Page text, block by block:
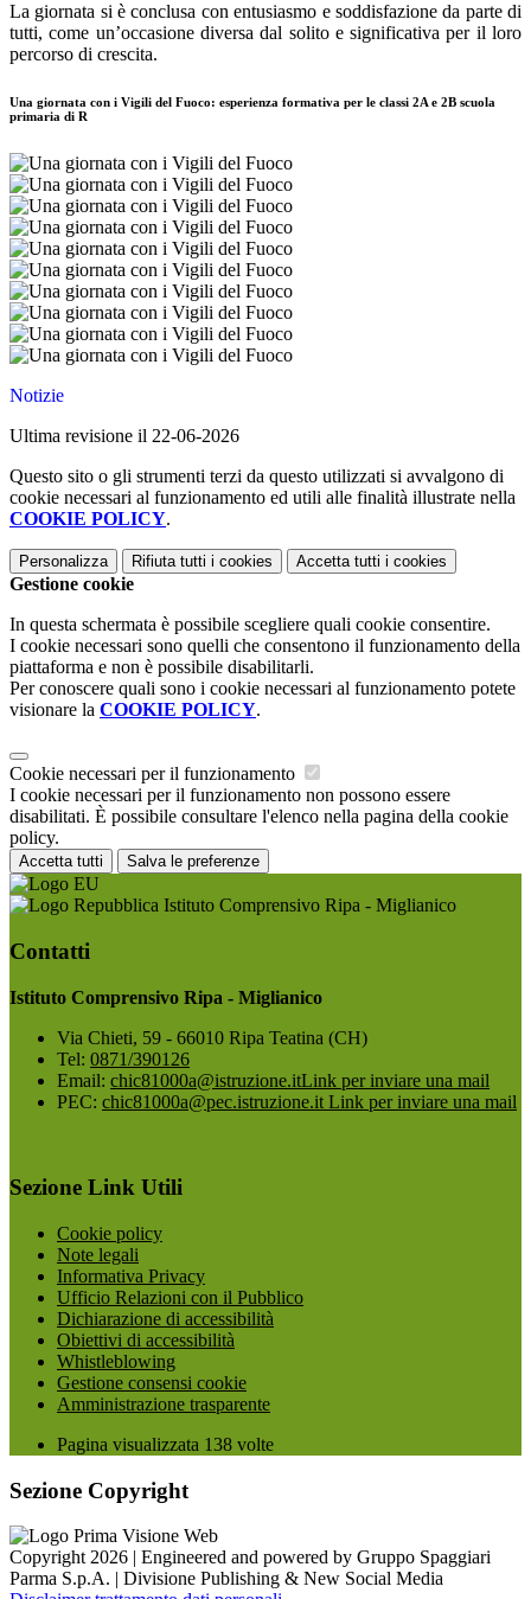
La giornata si è conclusa con entusiasmo e soddisfazione da parte di
tutti, come un’occasione diversa dal solito e significativa per il loro
percorso di crescita.
Una giornata con i Vigili del Fuoco: esperienza formativa per le classi 2A e 2B scuola
primaria di R
Notizie
Ultima revisione il 22-06-2026
Questo sito o gli strumenti terzi da questo utilizzati si avvalgono di
cookie necessari al funzionamento ed utili alle finalità illustrate nella
COOKIE POLICY.
Personalizza Rifiuta tutti i cookies Accetta tutti i cookies
Gestione cookie
In questa schermata è possibile scegliere quali cookie consentire.
I cookie necessari sono quelli che consentono il funzionamento della
piattaforma e non è possibile disabilitarli.
Per conoscere quali sono i cookie necessari al funzionamento potete
visionare la COOKIE POLICY.
Cookie necessari per il funzionamento
I cookie necessari per il funzionamento non possono essere
disabilitati. È possibile consultare l'elenco nella pagina della cookie
policy.
Accetta tutti Salva le preferenze
Istituto Comprensivo Ripa - Miglianico
Contatti
Istituto Comprensivo Ripa - Miglianico
Via Chieti, 59 - 66010 Ripa Teatina (CH)
Tel: 0871/390126
Email: chic81000a@istruzione.itLink per inviare una mail
PEC: chic81000a@pec.istruzione.it Link per inviare una mail
Sezione Link Utili
Cookie policy
Note legali
Informativa Privacy
Ufficio Relazioni con il Pubblico
Dichiarazione di accessibilità
Obiettivi di accessibilità
Whistleblowing
Gestione consensi cookie
Amministrazione trasparente
Pagina visualizzata 138 volte
Sezione Copyright
Copyright 2026 | Engineered and powered by Gruppo Spaggiari
Parma S.p.A. | Divisione Publishing & New Social Media